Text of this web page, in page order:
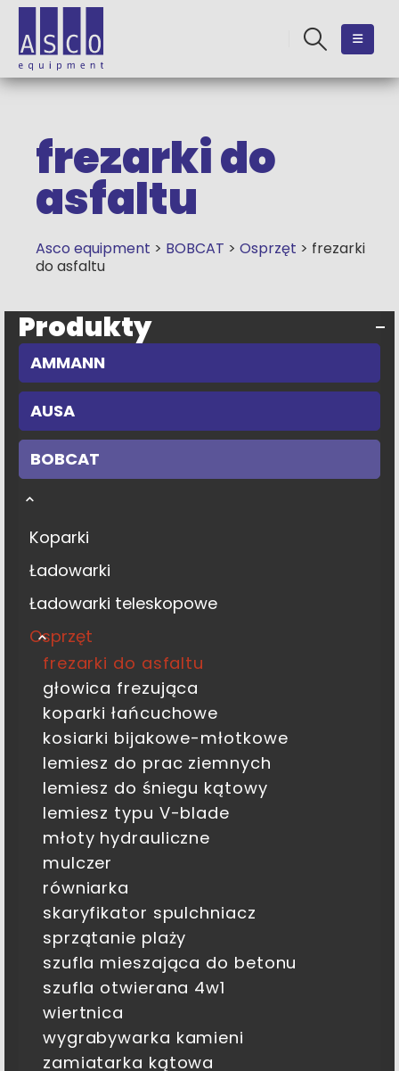
frezarki do
asfaltu
Asco equipment > BOBCAT > Osprzęt > frezarki
do asfaltu
Produkty
AMMANN
AUSA
BOBCAT
Koparki
Ładowarki
Ładowarki teleskopowe
Osprzęt
frezarki do asfaltu
głowica frezująca
koparki łańcuchowe
kosiarki bijakowe-młotkowe
lemiesz do prac ziemnych
lemiesz do śniegu kątowy
lemiesz typu V-blade
młoty hydrauliczne
mulczer
równiarka
skaryfikator spulchniacz
sprzątanie plaży
szufla mieszająca do betonu
szufla otwierana 4w1
wiertnica
wygrabywarka kamieni
zamiatarka kątowa